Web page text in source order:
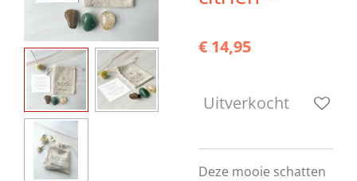
€ 14,95
Uitverkocht
Deze mooie schatten